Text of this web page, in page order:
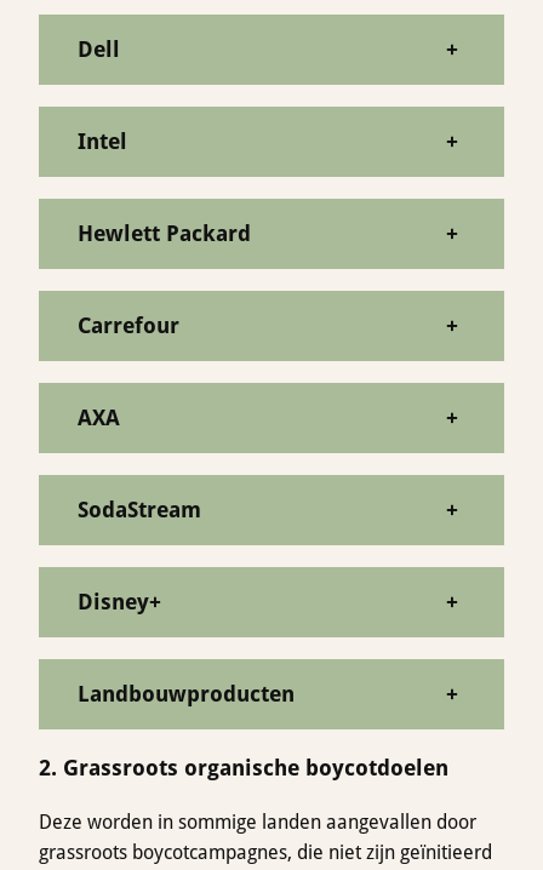
Dell +
Intel +
Hewlett Packard +
Carrefour +
AXA +
SodaStream +
Disney+ +
Landbouwproducten +
2. Grassroots organische boycotdoelen
Deze worden in sommige landen aangevallen door
grassroots boycotcampagnes, die niet zijn geïnitieerd